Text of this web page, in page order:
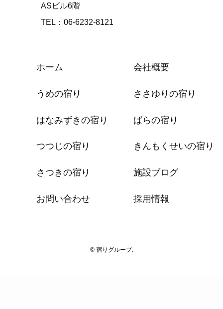
ASビル6階
TEL：06-6232-8121
ホーム 会社概要
うめの宿り ささゆりの宿り
はなみずきの宿り ばらの宿り
つつじの宿り きんもくせいの宿り
さつきの宿り 施設ブログ
お問い合わせ 採用情報
© 宿りグループ.